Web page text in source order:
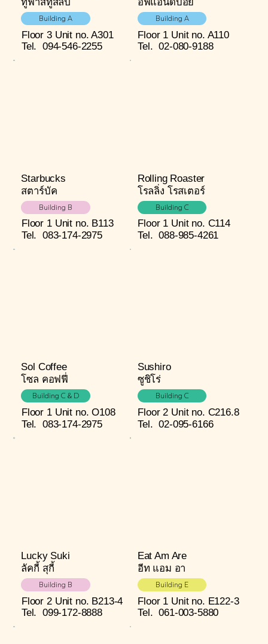
Building A
Floor 3 Unit no. A301
Tel. 094-546-2255
Building A
Floor 1 Unit no. A110
Tel. 02-080-9188
Starbucks
สตาร์บัค
Building B
Floor 1 Unit no. B113
Tel. 083-174-2975
Rolling Roaster
โรลลิ่ง โรสเตอร์
Building C
Floor 1 Unit no. C114
Tel. 088-985-4261
Sol Coffee
โซล คอฟฟี่
Building C & D
Floor 1 Unit no. O108
Tel. 083-174-2975
Sushiro
ซูชิโร่
Building C
Floor 2 Unit no. C216.8
Tel. 02-095-6166
Lucky Suki
ลัคกี้ สุกี้
Building B
Floor 2 Unit no. B213-4
Tel. 099-172-8888
Eat Am Are
อีท แอม อา
Building E
Floor 1 Unit no. E122-3
Tel. 061-003-5880